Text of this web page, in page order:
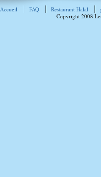
Accueil FAQ Restaurant Halal
Copyright 2008